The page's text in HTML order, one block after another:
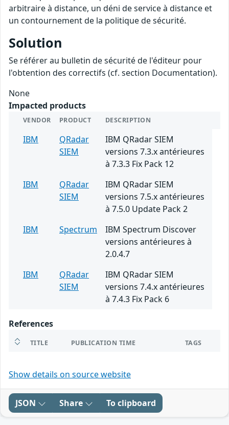
arbitraire à distance, un déni de service à distance et
un contournement de la politique de sécurité.
Solution
Se référer au bulletin de sécurité de l'éditeur pour
l'obtention des correctifs (cf. section Documentation).
None
Impacted products
VENDOR PRODUCT DESCRIPTION
IBM
QRadar
SIEM
IBM QRadar SIEM
versions 7.3.x antérieures
à 7.3.3 Fix Pack 12
IBM
QRadar
SIEM
IBM QRadar SIEM
versions 7.5.x antérieures
à 7.5.0 Update Pack 2
IBM
Spectrum
IBM Spectrum Discover
versions antérieures à
2.0.4.7
IBM
QRadar
SIEM
IBM QRadar SIEM
versions 7.4.x antérieures
à 7.4.3 Fix Pack 6
References
TITLE PUBLICATION TIME TAGS
Show details on source website
JSON Share To clipboard